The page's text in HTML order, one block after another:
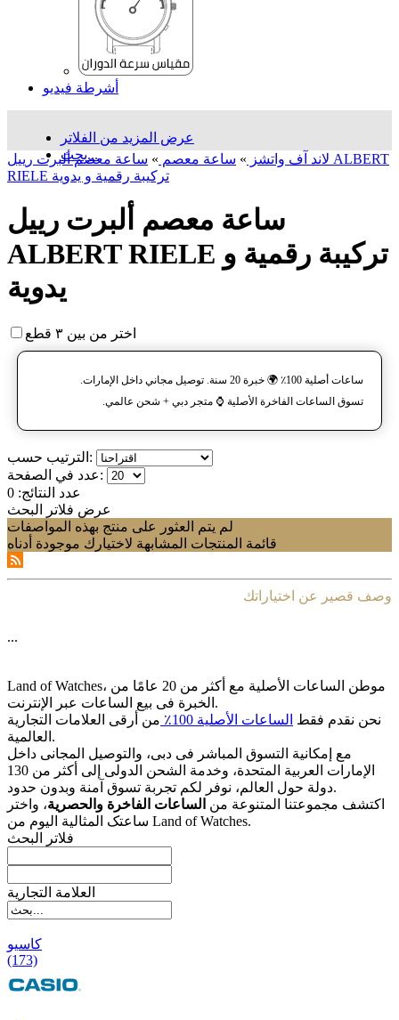
أشرطة فيديو
عرض المزيد من الفلاتر
بحث...
لاند آف واتشز » ساعة معصم » ساعة معصم ألبرت رييل ALBERT
RIELE تركيبة رقمية و يدوية
ساعة معصم ألبرت رييل
ALBERT RIELE تركيبة رقمية و
يدوية
اختر من بين ٣ قطع
ساعات أصلية 100٪ 🌍 خبرة 20 سنة. توصيل مجاني داخل الإمارات.
تسوق الساعات الفاخرة الأصلية ⌚️ متجر دبي + شحن عالمي.
الترتيب حسب:
عدد في الصفحة:
عدد النتائج: 0
عرض فلاتر البحث
لم يتم العثور على منتج بهذه المواصفات
قائمة المنتجات المشابهة لاختيارك موجودة أدناه
وصف قصير عن اختياراتك
...
Land of Watches، موطن الساعات الأصلیة مع أکثر من 20 عامًا من
الخبرة فی بیع الساعات عبر الإنترنت.
نحن نقدم فقط الساعات الأصلیة 100٪
من أرقى العلامات التجاریة
العالمیة.
مع إمکانیة التسوق المباشر فی دبی، والتوصیل المجانی داخل
الإمارات العربیة المتحدة، وخدمة الشحن الدولی إلى أکثر من 130
دولة حول العالم، نوفر لکم تجربة تسوق آمنة وبدون حدود.
اکتشف مجموعتنا المتنوعة من الساعات الفاخرة والحصریة، واختر
ساعتک المثالیة الیوم من Land of Watches.
فلاتر البحث
العلامة التجارية
کاسیو
(173)